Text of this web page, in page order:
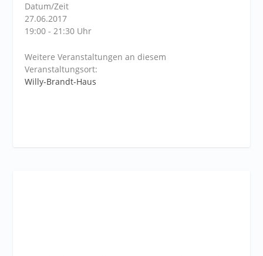
Datum/Zeit
27.06.2017
19:00 - 21:30 Uhr
Weitere Veranstaltungen an diesem
Veranstaltungsort:
Willy-Brandt-Haus